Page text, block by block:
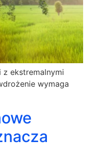
z ekstremalnymi
wymaga